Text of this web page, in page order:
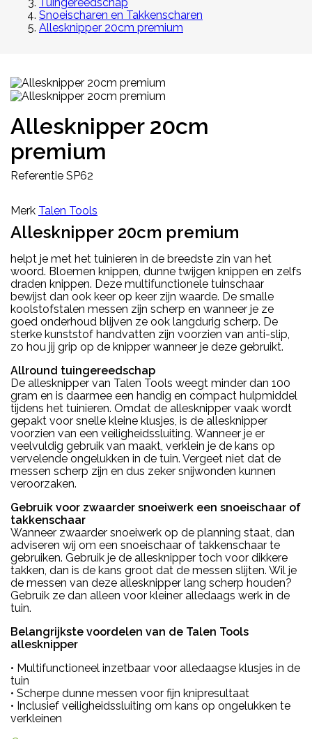
Snoeischaren en Takkenscharen
Allesknipper 20cm premium
Allesknipper 20cm
premium
Referentie SP62
Merk Talen Tools
Allesknipper 20cm premium
helpt je met het tuinieren in de breedste zin van het
woord. Bloemen knippen, dunne twijgen knippen en zelfs
draden knippen. Deze multifunctionele tuinschaar
bewijst dan ook keer op keer zijn waarde. De smalle
koolstofstalen messen zijn scherp en wanneer je ze
goed onderhoud blijven ze ook langdurig scherp. De
sterke kunststof handvatten zijn voorzien van anti-slip,
zo hou jij grip op de knipper wanneer je deze gebruikt.
Allround tuingereedschap
De allesknipper van Talen Tools weegt minder dan 100
gram en is daarmee een handig en compact hulpmiddel
tijdens het tuinieren. Omdat de allesknipper vaak wordt
gepakt voor snelle kleine klusjes, is de allesknipper
voorzien van een veiligheidssluiting. Wanneer je er
veelvuldig gebruik van maakt, verklein je de kans op
vervelende ongelukken in de tuin. Vergeet niet dat de
messen scherp zijn en dus zeker snijwonden kunnen
veroorzaken.
Gebruik voor zwaarder snoeiwerk een snoeischaar of
takkenschaar
Wanneer zwaarder snoeiwerk op de planning staat, dan
adviseren wij om een snoeischaar of takkenschaar te
gebruiken. Gebruik je de allesknipper toch voor dikkere
takken, dan is de kans groot dat de messen slijten. Wil je
de messen van deze allesknipper lang scherp houden?
Gebruik ze dan alleen voor kleiner alledaags werk in de
tuin.
Belangrijkste voordelen van de Talen Tools
allesknipper
• Multifunctioneel inzetbaar voor alledaagse klusjes in de
tuin
• Scherpe dunne messen voor fijn knipresultaat
• Inclusief veiligheidssluiting om kans op ongelukken te
verkleinen